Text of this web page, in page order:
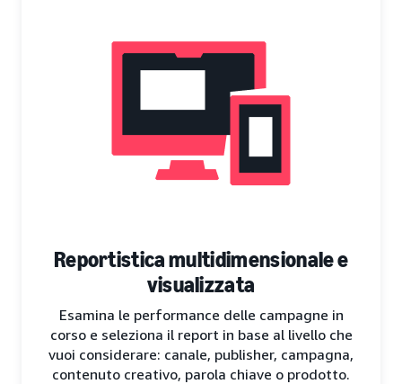
Reportistica multidimensionale e
visualizzata
Esamina le performance delle campagne in
corso e seleziona il report in base al livello che
vuoi considerare: canale, publisher, campagna,
contenuto creativo, parola chiave o prodotto.